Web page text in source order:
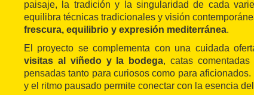
paisaje, la tradición y la singularidad de cada
equilibra técnicas tradicionales y visión
frescura, equilibrio y expresión mediterránea.
El proyecto se complementa con una cuidada
visitas al viñedo y la bodega, catas
pensadas tanto para curiosos como para
y el ritmo pausado permite conectar con la esencia